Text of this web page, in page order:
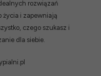
rozwiązań
życia i zapewniają
czego szukasz i
dla siebie.